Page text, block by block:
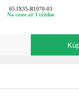
65.IX35-R1070-03
Na ceste až 3 týždne